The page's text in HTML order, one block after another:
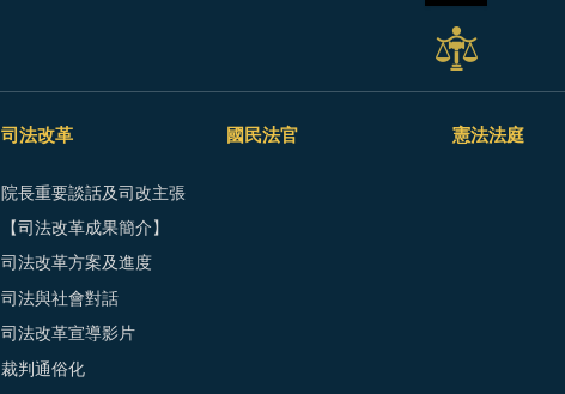
司法改革
院長重要談話及司改主張
【司法改革成果簡介】
司法改革方案及進度
司法與社會對話
司法改革宣導影片
裁判通俗化
國民法官 憲法法庭